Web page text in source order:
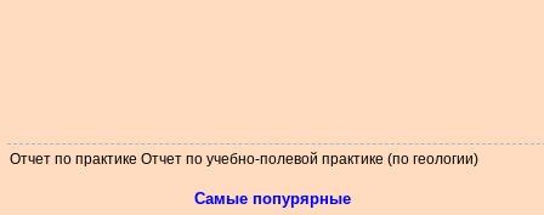
Отчет по практике Отчет по учебно-полевой практике (по геологии)
Самые попурярные